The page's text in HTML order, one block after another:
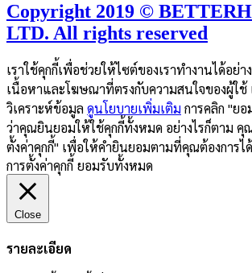
Copyright 2019 ©
LTD. All rights reserved
เราใช้คุกกี้เพื่อช่วยให้ไซต์ของเราทำงานได้อย่า
เนื้อหาและโฆษณาที่ตรงกับความสนใจของผู้ใช้
วิเคราะห์ข้อมูล ดูนโยบายเพิ่มเติม การคลิก "ย
ว่าคุณยินยอมให้ใช้คุกกี้ทั้งหมด อย่างไรก็ตาม คุ
ตั้งค่าคุกกี้" เพื่อให้คำยินยอมตามที่คุณต้องการได้
การตั้งค่าคุกกี้ ยอมรับทั้งหมด
Close
รายละเอียด